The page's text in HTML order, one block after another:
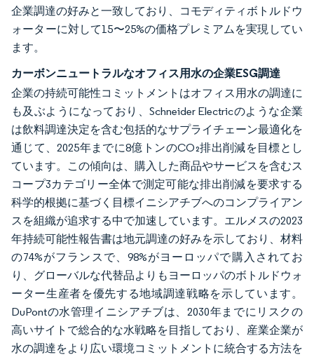
企業調達の好みと一致しており、コモディティボトルドウ
ォーターに対して15〜25%の価格プレミアムを実現してい
ます。
カーボンニュートラルなオフィス用水の企業ESG調達
企業の持続可能性コミットメントはオフィス用水の調達に
も及ぶようになっており、Schneider Electricのような企業
は飲料調達決定を含む包括的なサプライチェーン最適化を
通じて、2025年までに8億トンのCO₂排出削減を目標とし
ています。この傾向は、購入した商品やサービスを含むス
コープ3カテゴリー全体で測定可能な排出削減を要求する
科学的根拠に基づく目標イニシアチブへのコンプライアン
スを組織が追求する中で加速しています。エルメスの2023
年持続可能性報告書は地元調達の好みを示しており、材料
の74%がフランスで、98%がヨーロッパで購入されてお
り、グローバルな代替品よりもヨーロッパのボトルドウォ
ーター生産者を優先する地域調達戦略を示しています。
DuPontの水管理イニシアチブは、2030年までにリスクの
高いサイトで総合的な水戦略を目指しており、産業企業が
水の調達をより広い環境コミットメントに統合する方法を